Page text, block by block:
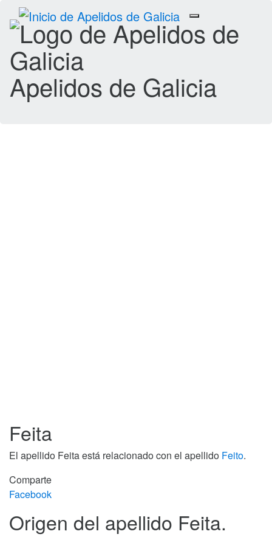
Toggle
navigation
Apelidos de Galicia
Feita
El apellido Feita está relacionado con el apellido Feito.
Comparte
Facebook
Origen del apellido Feita.